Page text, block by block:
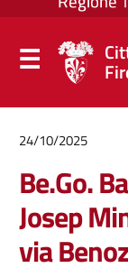
24/10/2025
Be.Go.
Josep
via